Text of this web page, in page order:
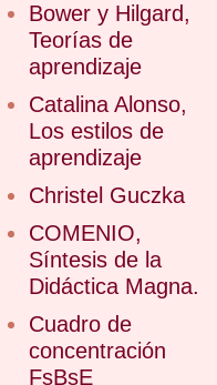
Bower y Hilgard,
Teorías de
aprendizaje
Catalina Alonso,
Los estilos de
aprendizaje
Christel Guczka
COMENIO,
Síntesis de la
Didáctica Magna.
Cuadro de
concentración
FsBsE